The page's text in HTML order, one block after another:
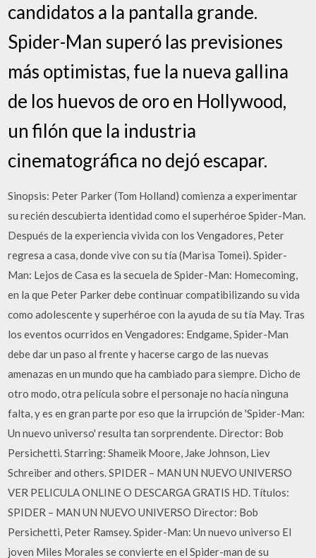
candidatos a la pantalla grande.
Spider-Man superó las previsiones
más optimistas, fue la nueva gallina
de los huevos de oro en Hollywood,
un filón que la industria
cinematográfica no dejó escapar.
Sinopsis: Peter Parker (Tom Holland) comienza a experimentar
su recién descubierta identidad como el superhéroe Spider-Man.
Después de la experiencia vivida con los Vengadores, Peter
regresa a casa, donde vive con su tía (Marisa Tomei). Spider-
Man: Lejos de Casa es la secuela de Spider-Man: Homecoming,
en la que Peter Parker debe continuar compatibilizando su vida
como adolescente y superhéroe con la ayuda de su tía May. Tras
los eventos ocurridos en Vengadores: Endgame, Spider-Man
debe dar un paso al frente y hacerse cargo de las nuevas
amenazas en un mundo que ha cambiado para siempre. Dicho de
otro modo, otra película sobre el personaje no hacía ninguna
falta, y es en gran parte por eso que la irrupción de 'Spider-Man:
Un nuevo universo' resulta tan sorprendente. Director: Bob
Persichetti. Starring: Shameik Moore, Jake Johnson, Liev
Schreiber and others. SPIDER – MAN UN NUEVO UNIVERSO
VER PELICULA ONLINE O DESCARGA GRATIS HD. Títulos:
SPIDER – MAN UN NUEVO UNIVERSO Director: Bob
Persichetti, Peter Ramsey. Spider-Man: Un nuevo universo El
joven Miles Morales se convierte en el Spider-man de su